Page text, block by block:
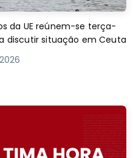
da UE reúnem-se terça-
discutir situação em Ceuta